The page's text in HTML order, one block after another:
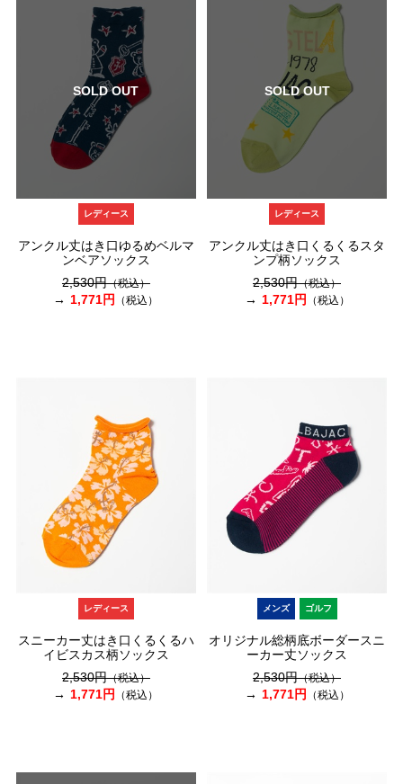
SOLD OUT
レディース
アンクル丈はき口ゆるめベルマ
ンベアソックス
2,530円（税込）
1,771円 （税込）
SOLD OUT
レディース
アンクル丈はき口くるくるスタ
ンプ柄ソックス
2,530円（税込）
1,771円 （税込）
レディース
スニーカー丈はき口くるくるハ
イビスカス柄ソックス
2,530円（税込）
1,771円 （税込）
メンズ ゴルフ
オリジナル総柄底ボーダースニ
ーカー丈ソックス
2,530円（税込）
1,771円 （税込）